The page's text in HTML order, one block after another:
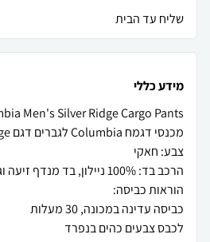
שליח עד הבית
מידע כללי